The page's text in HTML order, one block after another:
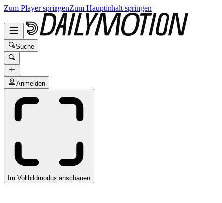
Zum Player springenZum Hauptinhalt springen
Suche
Anmelden
Im Vollbildmodus anschauen